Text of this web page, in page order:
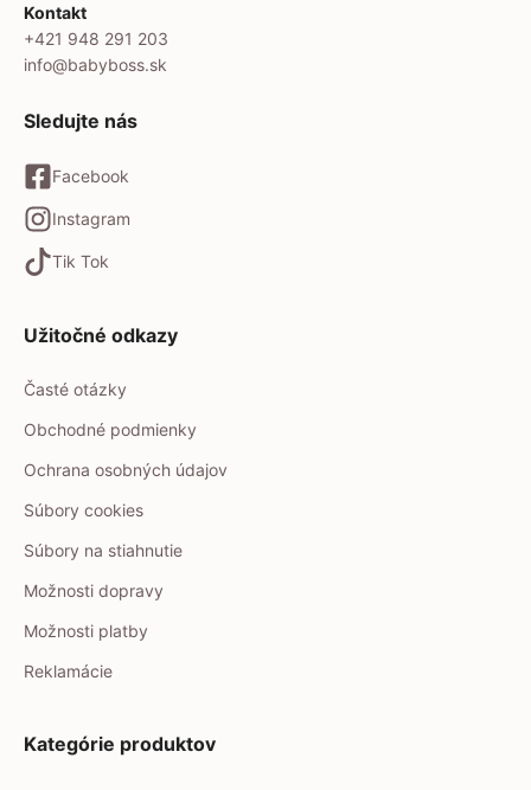
Kontakt
+421 948 291 203
info@babyboss.sk
Sledujte nás
Facebook
Instagram
Tik Tok
Užitočné odkazy
Časté otázky
Obchodné podmienky
Ochrana osobných údajov
Súbory cookies
Súbory na stiahnutie
Možnosti dopravy
Možnosti platby
Reklamácie
Kategórie produktov